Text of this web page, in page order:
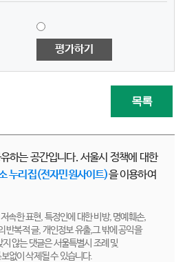
평가하기
목록
하는 공간입니다. 서울시 정책에 대한
누리집(전자민원사이트)을 이용하여
속한 표현, 특정인에 대한 비방, 명예훼손,
반복적 글, 개인정보 유출,그 밖에 공익을
않는 댓글은 서울특별시 조례 및
없이 삭제될 수 있습니다.